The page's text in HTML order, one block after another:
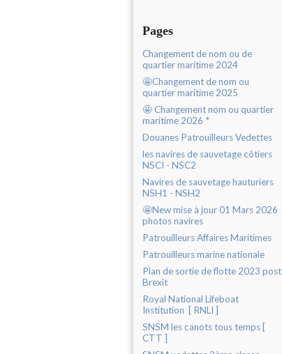
Pages
Changement de nom ou de
quartier maritime 2024
🤩Changement de nom ou
quartier maritime 2025
🤩 Changement nom ou quartier
maritime 2026 *
Douanes Patrouilleurs Vedettes
les navires de sauvetage côtiers
NSCI - NSC2
Navires de sauvetage hauturiers
NSH1 - NSH2
🤩New mise à jour 01 Mars 2026
photos navires
Patrouilleurs Affaires Maritimes
Patrouilleurs marine nationale
Plan de sortie de flotte 2023 post
Brexit
Royal National Lifeboat
Institution [ RNLI ]
SNSM les canots tous temps [
CTT ]